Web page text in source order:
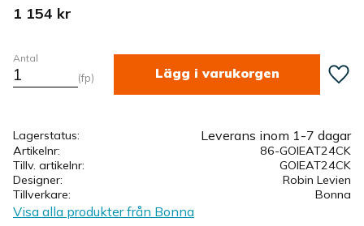
1 154 kr
Antal
fp Lägg
Lagerstatus Leverans inom 1-7 dagar
Artikelnr
86-GOIEAT24CK
Tillv. artikelnr
GOIEAT24CK
Designer
Robin Levien
Tillverkare
Bonna
Visa alla produkter från Bonna